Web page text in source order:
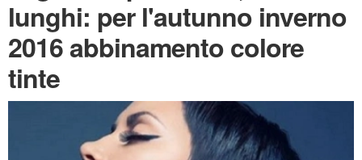
lunghi: per l'autunno inverno
2016 abbinamento colore
tinte